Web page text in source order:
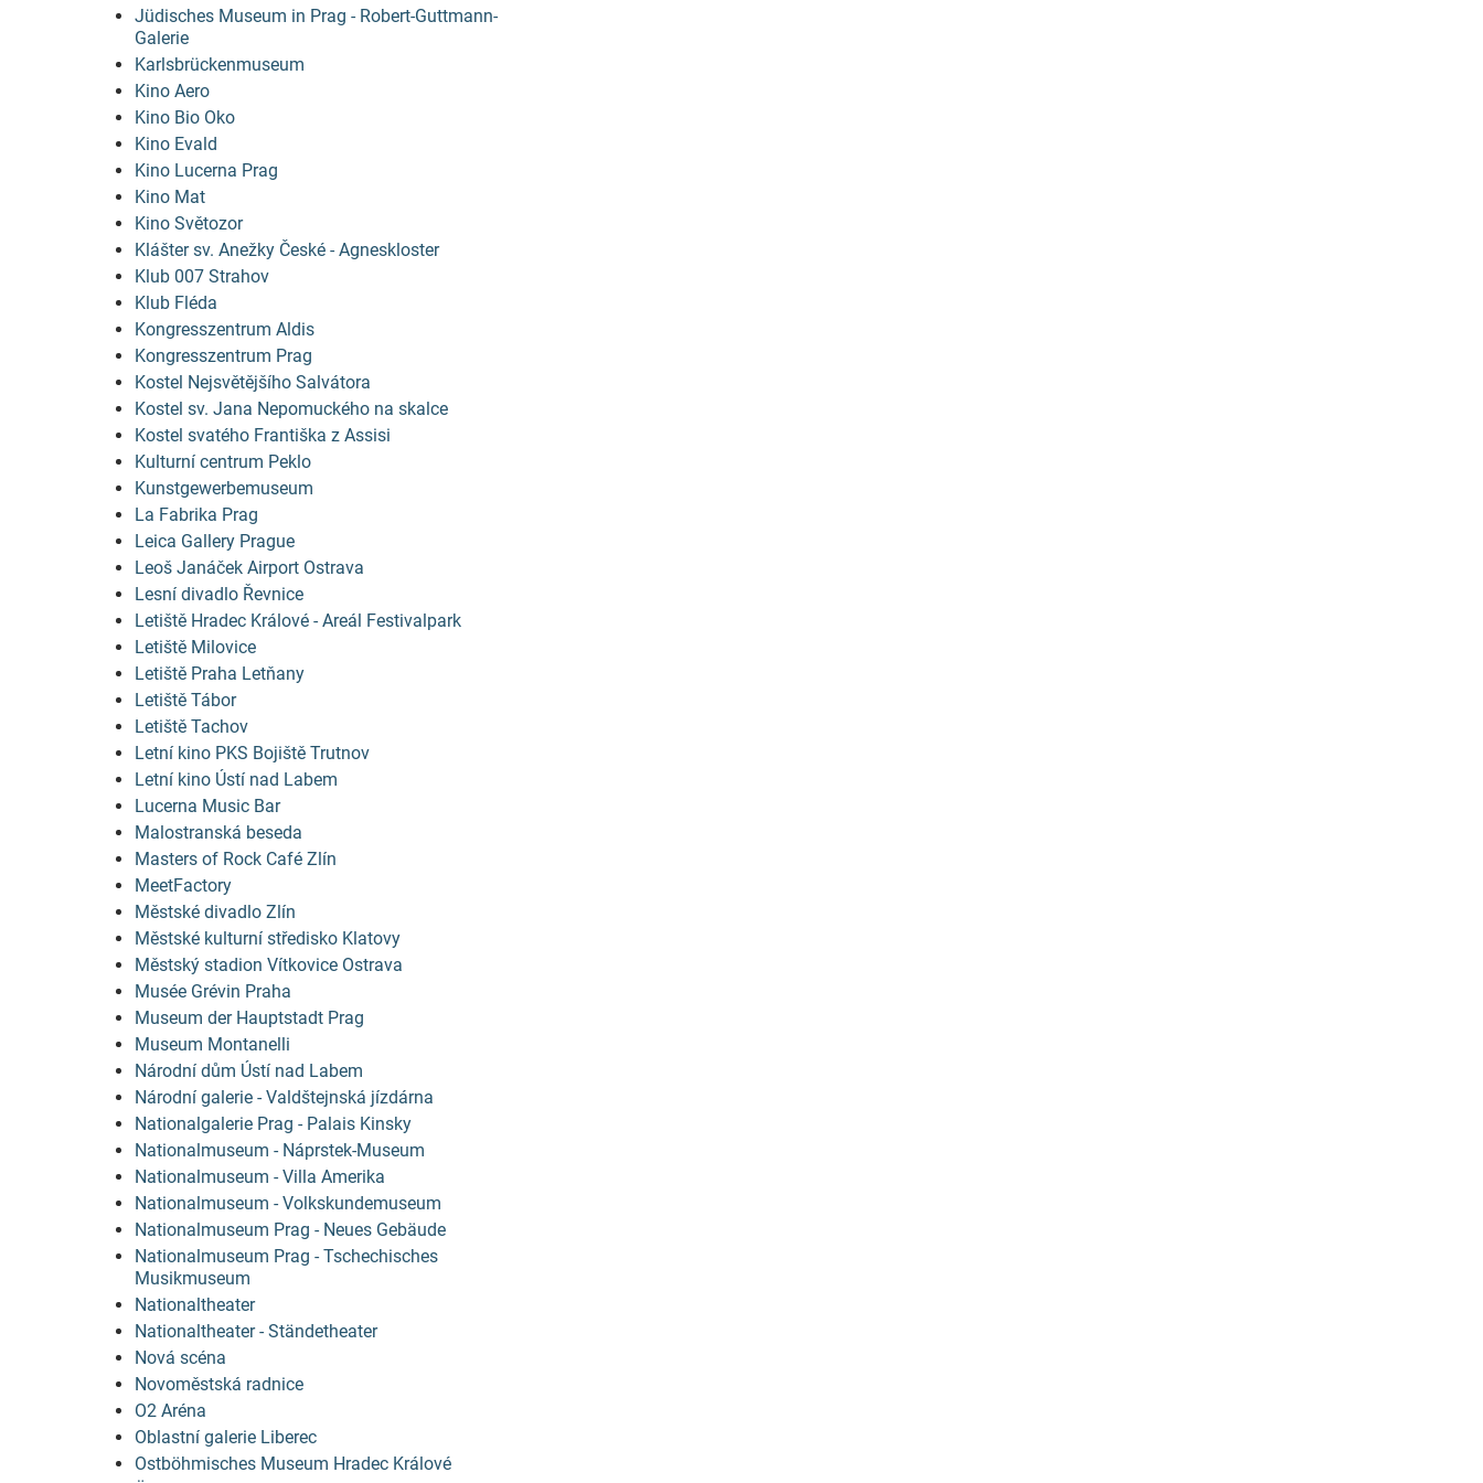
Jüdisches Museum in Prag - Robert-Guttmann-
Galerie
Karlsbrückenmuseum
Kino Aero
Kino Bio Oko
Kino Evald
Kino Lucerna Prag
Kino Mat
Kino Světozor
Klášter sv. Anežky České - Agneskloster
Klub 007 Strahov
Klub Fléda
Kongresszentrum Aldis
Kongresszentrum Prag
Kostel Nejsvětějšího Salvátora
Kostel sv. Jana Nepomuckého na skalce
Kostel svatého Františka z Assisi
Kulturní centrum Peklo
Kunstgewerbemuseum
La Fabrika Prag
Leica Gallery Prague
Leoš Janáček Airport Ostrava
Lesní divadlo Řevnice
Letiště Hradec Králové - Areál Festivalpark
Letiště Milovice
Letiště Praha Letňany
Letiště Tábor
Letiště Tachov
Letní kino PKS Bojiště Trutnov
Letní kino Ústí nad Labem
Lucerna Music Bar
Malostranská beseda
Masters of Rock Café Zlín
MeetFactory
Městské divadlo Zlín
Městské kulturní středisko Klatovy
Městský stadion Vítkovice Ostrava
Musée Grévin Praha
Museum der Hauptstadt Prag
Museum Montanelli
Národní dům Ústí nad Labem
Národní galerie - Valdštejnská jízdárna
Nationalgalerie Prag - Palais Kinsky
Nationalmuseum - Náprstek-Museum
Nationalmuseum - Villa Amerika
Nationalmuseum - Volkskundemuseum
Nationalmuseum Prag - Neues Gebäude
Nationalmuseum Prag - Tschechisches
Musikmuseum
Nationaltheater
Nationaltheater - Ständetheater
Nová scéna
Novoměstská radnice
O2 Aréna
Oblastní galerie Liberec
Ostböhmisches Museum Hradec Králové